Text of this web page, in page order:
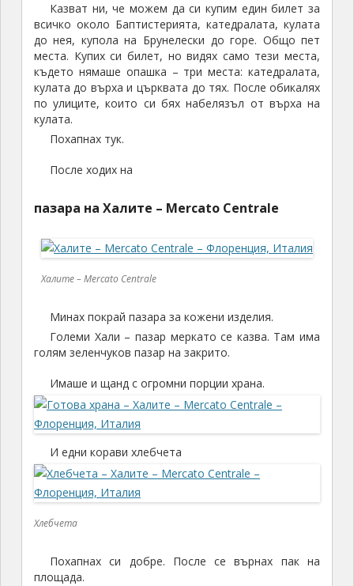
Казват ни, че можем да си купим един билет за
всичко около Баптистерията, катедралата, кулата
до нея, купола на Брунелески до горе. Общо пет
места. Купих си билет, но видях само тези места,
където нямаше опашка – три места: катедралата,
кулата до върха и църквата до тях. После обикалях
по улиците, които си бях набелязъл от върха на
кулата.
Похапнах тук.
После ходих на
пазара на Халите – Mercato Centrale
Халите – Mercato Centrale
Минах покрай пазара за кожени изделия.
Големи Хали – пазар меркато се казва. Там има
голям зеленчуков пазар на закрито.
Имаше и щанд с огромни порции храна.
И едни корави хлебчета
Хлебчета
Похапнах си добре. После се върнах пак на
площада.